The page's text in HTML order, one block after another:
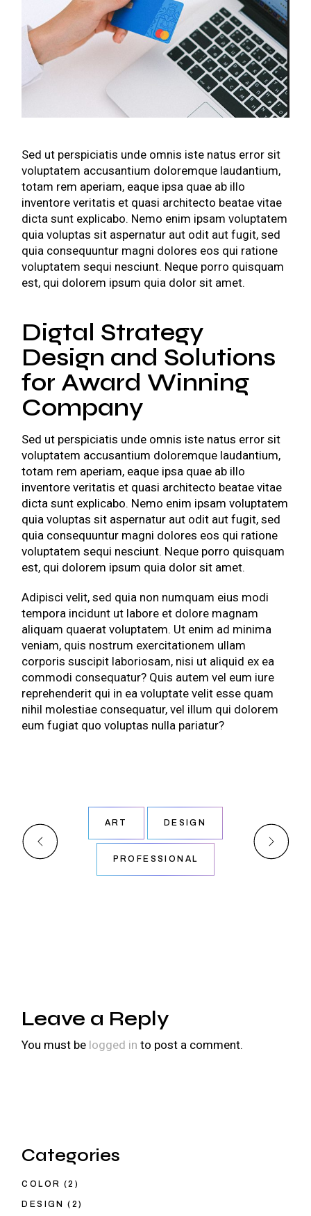
Sed ut perspiciatis unde omnis iste natus error sit
voluptatem accusantium doloremque laudantium,
totam rem aperiam, eaque ipsa quae ab illo
inventore veritatis et quasi architecto beatae vitae
dicta sunt explicabo. Nemo enim ipsam voluptatem
quia voluptas sit aspernatur aut odit aut fugit, sed
quia consequuntur magni dolores eos qui ratione
voluptatem sequi nesciunt. Neque porro quisquam
est, qui dolorem ipsum quia dolor sit amet.
Digtal Strategy
Design and Solutions
for Award Winning
Company
Sed ut perspiciatis unde omnis iste natus error sit
voluptatem accusantium doloremque laudantium,
totam rem aperiam, eaque ipsa quae ab illo
inventore veritatis et quasi architecto beatae vitae
dicta sunt explicabo. Nemo enim ipsam voluptatem
quia voluptas sit aspernatur aut odit aut fugit, sed
quia consequuntur magni dolores eos qui ratione
voluptatem sequi nesciunt. Neque porro quisquam
est, qui dolorem ipsum quia dolor sit amet.
Adipisci velit, sed quia non numquam eius modi
tempora incidunt ut labore et dolore magnam
aliquam quaerat voluptatem. Ut enim ad minima
veniam, quis nostrum exercitationem ullam
corporis suscipit laboriosam, nisi ut aliquid ex ea
commodi consequatur? Quis autem vel eum iure
reprehenderit qui in ea voluptate velit esse quam
nihil molestiae consequatur, vel illum qui dolorem
eum fugiat quo voluptas nulla pariatur?
ART DESIGN
PROFESSIONAL
Leave a Reply
You must be logged in to post a comment.
Categories
COLOR (2)
DESIGN (2)